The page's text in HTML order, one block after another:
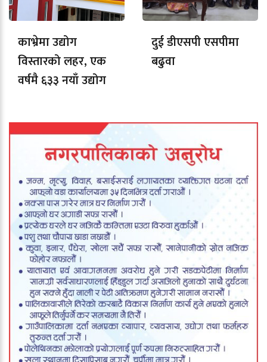
काभ्रेमा उद्योग
विस्तारको लहर, एक
वर्षमै ६३३ नयाँ उद्योग
दुई डीएसपी एसपीमा
बढुवा